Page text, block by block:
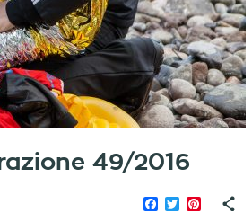
49/2016
Facebook
TwitterPinterest